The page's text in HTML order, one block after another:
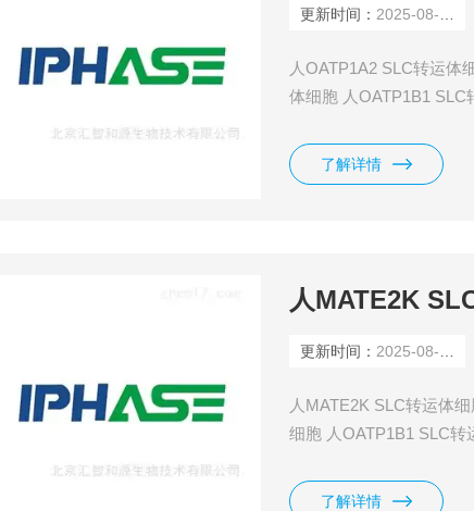
更新时间： 2025-08-10
人OATP1A2 SLC转运体
体细胞 人OATP1B1
OCT1 SLC转运体细胞 人
了解详情
人MATE2K
更新时间： 2025-08-10
人MATE2K SLC转运体
细胞 人OATP1B1 SLC转
OCT1 SLC转运体细胞 人
了解详情